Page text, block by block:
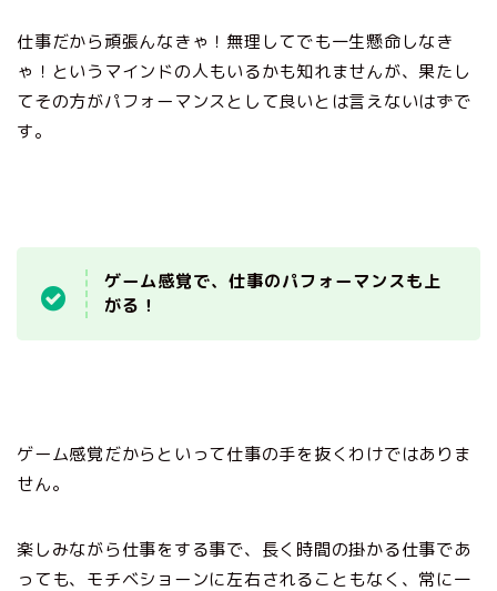
仕事だから頑張んなきゃ！無理してでも一生懸命しなき
ゃ！というマインドの人もいるかも知れませんが、果たし
てその方がパフォーマンスとして良いとは言えないはずで
す。
ゲーム感覚で、仕事のパフォーマンスも上
がる！
ゲーム感覚だからといって仕事の手を抜くわけではありま
せん。
楽しみながら仕事をする事で、長く時間の掛かる仕事であ
っても、モチベショーンに左右されることもなく、常に一